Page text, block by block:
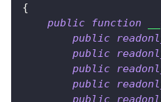
{
public
function
public
public
public
public
public